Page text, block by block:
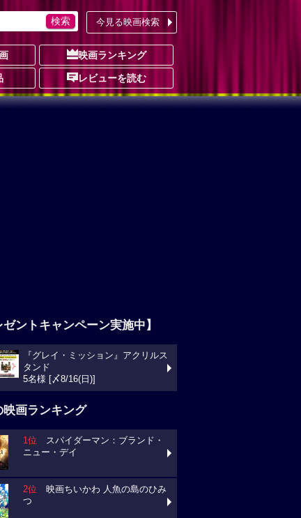
今見る映画検索
映画ランキング
レビューを読む
ゼントキャンペーン実施中】
『グレイ・ミッション』アクリルス
タンド
5名様 [〆8/16(日)]
映画ランキング
1位 スパイダーマン：ブランド・
ニュー・デイ
2位 映画ちいかわ 人魚の島のひみ
つ